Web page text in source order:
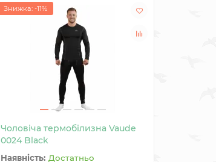
Знижка: -11%
Чоловіча термобілизна Vaude
0024 Black
Достатньо